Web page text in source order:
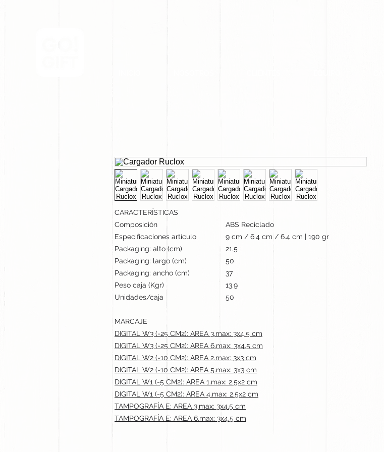
CARACTERÍSTICAS
Composición
ABS Reciclado
Especificaciones artículo
9 cm / 6.4 cm / 6.4 cm | 190 gr
Packaging: alto (cm)
21.5
Packaging: largo (cm)
50
Packaging: ancho (cm)
37
Peso caja (Kgr)
13.9
Unidades/caja
50
MARCAJE
DIGITAL W3 (-25 CM2): AREA 3.max: 3x4.5 cm
DIGITAL W3 (-25 CM2): AREA 6.max: 3x4.5 cm
DIGITAL W2 (-10 CM2): AREA 2.max: 3x3 cm
DIGITAL W2 (-10 CM2): AREA 5.max: 3x3 cm
DIGITAL W1 (-5 CM2): AREA 1.max: 2.5x2 cm
DIGITAL W1 (-5 CM2): AREA 4.max: 2.5x2 cm
TAMPOGRAFÍA E: AREA 3.max: 3x4.5 cm
TAMPOGRAFÍA E: AREA 6.max: 3x4.5 cm